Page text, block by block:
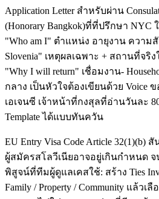
Application Letter สำหรับผ่าน
(Honorary Bangkok)ที่ที่ปรึกษา NYC
"Who am I" ตำแหน่ง อายุงาน ความ
Slovenia" เหตุผลเฉพาะ + สถานที่จริง
"Why I will return" เชื่อมงาน-
กลาง เป็นหัวใจต้องเขียนด้วย Voice
เอเจนซี เจ้าหน้าที่กงสุลที่อ่านวันละ
Template ได้แบบทันควัน
EU Entry Visa Code Article
ผู้สมัครสโลวีเนียอาจอยู่เกินกำหนด
พิสูจน์ที่ทีมผู้ดูแลเคสใช้: สร้าง Ties
Family / Property / Community แล้ว